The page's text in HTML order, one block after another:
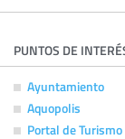
PUNTOS DE
Ayuntamiento
Aquopolis
Portal de Turismo